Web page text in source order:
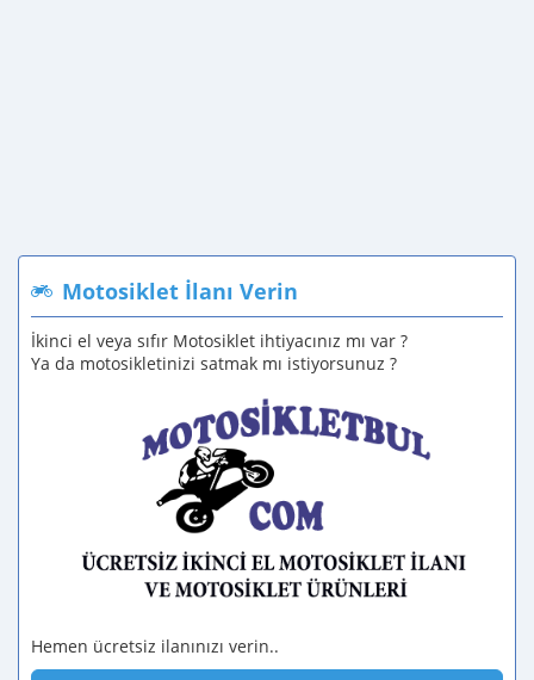
Motosiklet İlanı Verin
İkinci el veya sıfır Motosiklet ihtiyacınız mı var ?
Ya da motosikletinizi satmak mı istiyorsunuz ?
Hemen ücretsiz ilanınızı verin..